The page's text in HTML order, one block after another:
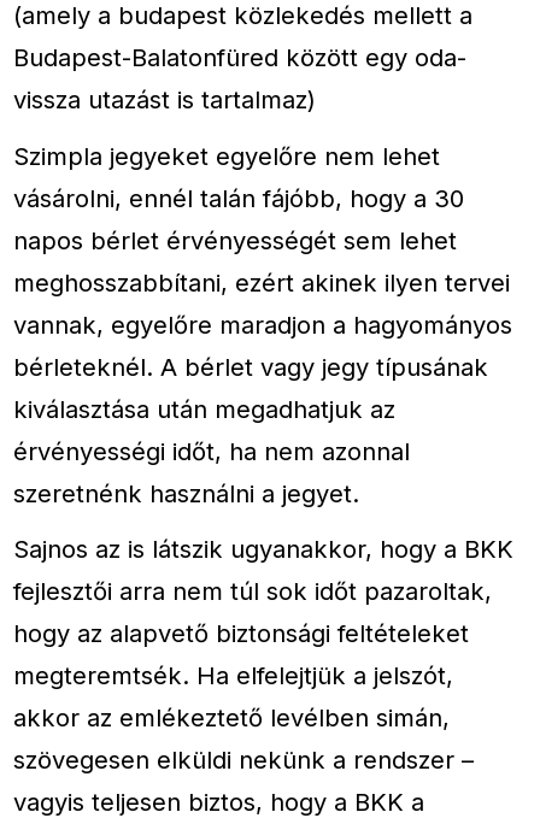
(amely a budapest közlekedés mellett a
Budapest-Balatonfüred között egy oda-
vissza utazást is tartalmaz)
Szimpla jegyeket egyelőre nem lehet
vásárolni, ennél talán fájóbb, hogy a 30
napos bérlet érvényességét sem lehet
meghosszabbítani, ezért akinek ilyen tervei
vannak, egyelőre maradjon a hagyományos
bérleteknél. A bérlet vagy jegy típusának
kiválasztása után megadhatjuk az
érvényességi időt, ha nem azonnal
szeretnénk használni a jegyet.
Sajnos az is látszik ugyanakkor, hogy a BKK
fejlesztői arra nem túl sok időt pazaroltak,
hogy az alapvető biztonsági feltételeket
megteremtsék. Ha elfelejtjük a jelszót,
akkor az emlékeztető levélben simán,
szövegesen elküldi nekünk a rendszer –
vagyis teljesen biztos, hogy a BKK a